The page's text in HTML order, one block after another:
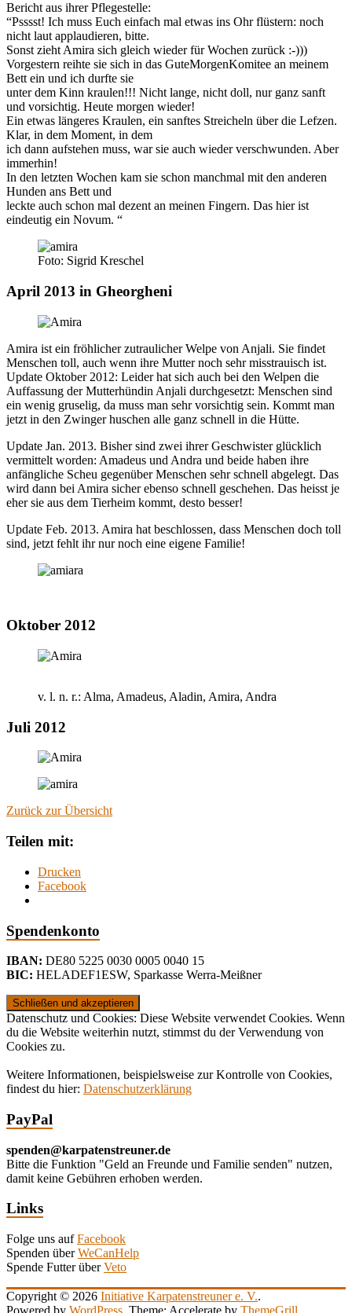
Bericht aus ihrer Pflegestelle:
“Psssst! Ich muss Euch einfach mal etwas ins Ohr flüstern: noch
nicht laut applaudieren, bitte.
Sonst zieht Amira sich gleich wieder für Wochen zurück :-)))
Vorgestern reihte sie sich in das GuteMorgenKomitee an meinem
Bett ein und ich durfte sie
unter dem Kinn kraulen!!! Nicht lange, nicht doll, nur ganz sanft
und vorsichtig. Heute morgen wieder!
Ein etwas längeres Kraulen, ein sanftes Streicheln über die Lefzen.
Klar, in dem Moment, in dem
ich dann aufstehen muss, war sie auch wieder verschwunden. Aber
immerhin!
In den letzten Wochen kam sie schon manchmal mit den anderen
Hunden ans Bett und
leckte auch schon mal dezent an meinen Fingern. Das hier ist
eindeutig ein Novum. “
Foto: Sigrid Kreschel
April 2013 in Gheorgheni
Amira ist ein fröhlicher zutraulicher Welpe von Anjali. Sie findet
Menschen toll, auch wenn ihre Mutter noch sehr misstrauisch ist.
Update Oktober 2012: Leider hat sich auch bei den Welpen die
Auffassung der Mutterhündin Anjali durchgesetzt: Menschen sind
ein wenig gruselig, da muss man sehr vorsichtig sein. Kommt man
jetzt in den Zwinger huschen alle ganz schnell in die Hütte.
Update Jan. 2013. Bisher sind zwei ihrer Geschwister glücklich
vermittelt worden: Amadeus und Andra und beide haben ihre
anfängliche Scheu gegenüber Menschen sehr schnell abgelegt. Das
wird dann bei Amira sicher ebenso schnell geschehen. Das heisst je
eher sie aus dem Tierheim kommt, desto besser!
Update Feb. 2013. Amira hat beschlossen, dass Menschen doch toll
sind, jetzt fehlt ihr nur noch eine eigene Familie!
Oktober 2012
v. l. n. r.: Alma, Amadeus, Aladin, Amira, Andra
Juli 2012
Zurück zur Übersicht
Teilen mit:
Drucken
Facebook
Spendenkonto
IBAN: DE80 5225 0030 0005 0040 15
BIC: HELADEF1ESW, Sparkasse Werra-Meißner
Datenschutz und Cookies: Diese Website verwendet Cookies. Wenn
du die Website weiterhin nutzt, stimmst du der Verwendung von
Cookies zu.
Weitere Informationen, beispielsweise zur Kontrolle von Cookies,
findest du hier: Datenschutzerklärung
PayPal
spenden@karpatenstreuner.de
Bitte die Funktion "Geld an Freunde und Familie senden" nutzen,
damit keine Gebühren erhoben werden.
Links
Folge uns aufFacebook
Spenden überWeCanHelp
Spende Futter überVeto
Copyright © 2026 Initiative Karpatenstreuner e. V..